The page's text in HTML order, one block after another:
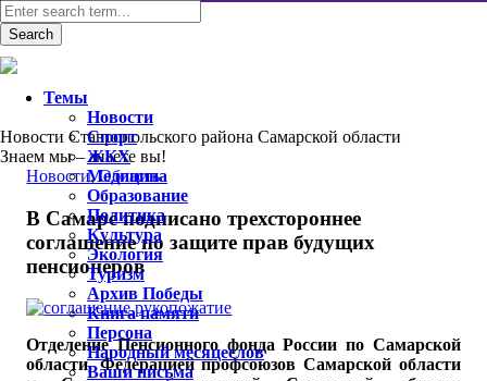
Новости Ставропольского района Самарской области
Знаем мы – знаете вы!
Новости,Область
В Самаре подписано трехстороннее
соглашение по защите прав будущих
пенсионеров
Отделение Пенсионного фонда России по Самарской
области, Федерацией профсоюзов Самарской области
Темы
Новости
Спорт
ЖКХ
Медицина
Образование
Политика
Культура
Экология
Туризм
Архив Победы
Книга памяти
Персона
Народный месяцеслов
Ваши письма